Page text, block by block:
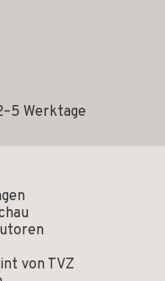
Werktage
von TVZ